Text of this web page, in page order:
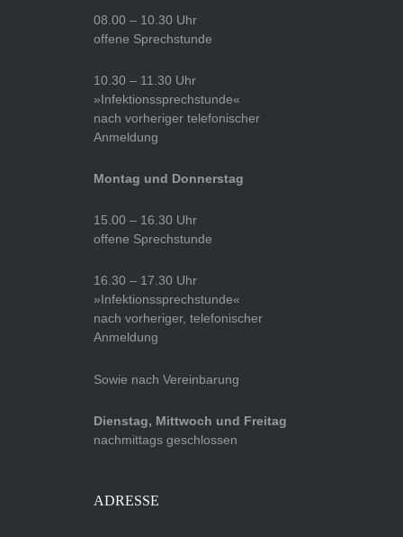
08.00 – 10.30 Uhr
offene Sprechstunde
10.30 – 11.30 Uhr
»Infektionssprechstunde«
nach vorheriger telefonischer
Anmeldung
Montag und Donnerstag
15.00 – 16.30 Uhr
offene Sprechstunde
16.30 – 17.30 Uhr
»Infektionssprechstunde«
nach vorheriger, telefonischer
Anmeldung
Sowie nach Vereinbarung
Dienstag, Mittwoch und Freitag
nachmittags geschlossen
ADRESSE